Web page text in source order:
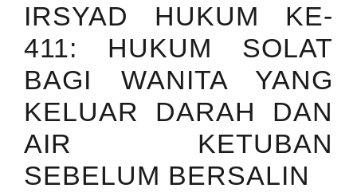
IRSYAD HUKUM KE-
411: HUKUM SOLAT
BAGI WANITA YANG
KELUAR DARAH DAN
AIR KETUBAN
SEBELUM BERSALIN